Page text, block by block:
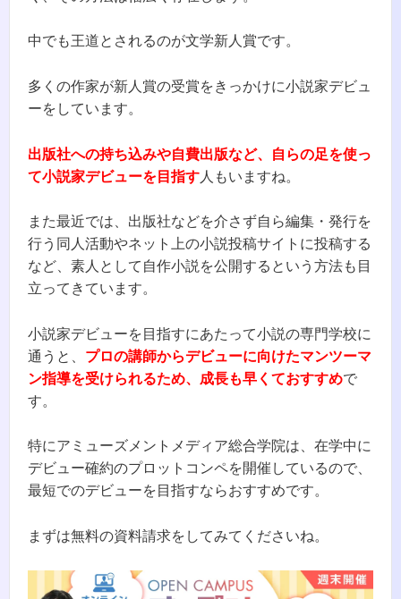
中でも王道とされるのが文学新人賞です。
多くの作家が新人賞の受賞をきっかけに小説家デビュ
ーをしています。
出版社への持ち込みや自費出版など、自らの足を使っ
て小説家デビューを目指す 人もいますね。
また最近では、出版社などを介さず自ら編集・発行を
行う同人活動やネット上の小説投稿サイトに投稿する
など、素人として自作小説を公開するという方法も目
立ってきています。
小説家デビューを目指すにあたって小説の専門学校に
通うと、 プロの講師からデビューに向けたマンツーマ
ン指導を受けられるため、成長も早くておすすめで
す。
特にアミューズメントメディア総合学院は、在学中に
デビュー確約のプロットコンペを開催しているので、
最短でのデビューを目指すならおすすめです。
まずは無料の資料請求をしてみてくださいね。